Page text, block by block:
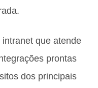
que atende
prontas
dos principais